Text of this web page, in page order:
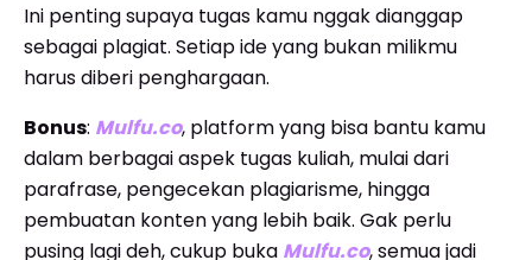
Ini penting supaya tugas kamu nggak dianggap
sebagai plagiat. Setiap ide yang bukan milikmu
harus diberi penghargaan.
Bonus: Mulfu.co, platform yang bisa bantu kamu
dalam berbagai aspek tugas kuliah, mulai dari
parafrase, pengecekan plagiarisme, hingga
pembuatan konten yang lebih baik. Gak perlu
pusing lagi deh, cukup buka Mulfu.co, semua jadi